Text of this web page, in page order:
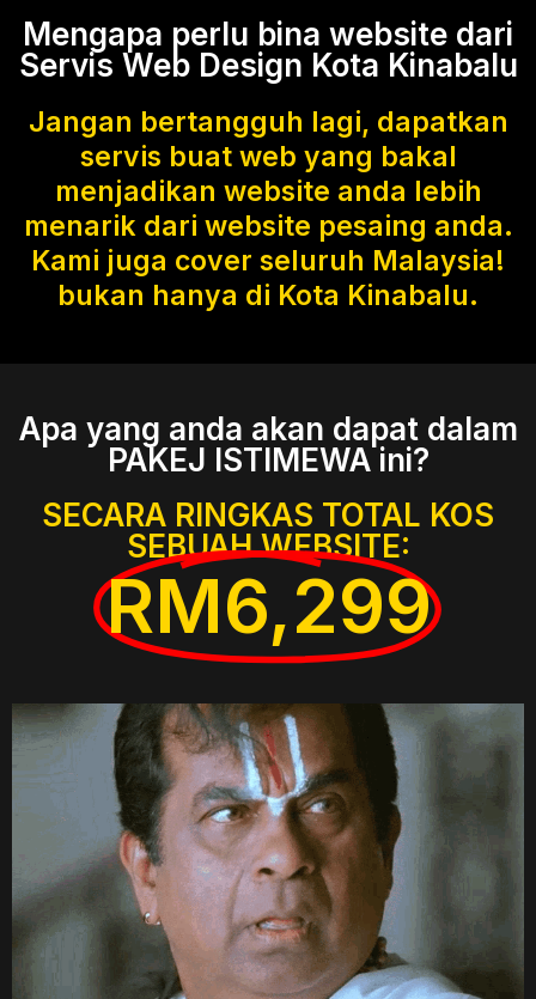
Mengapa perlu bina website dari
Servis Web Design Kota Kinabalu
Jangan bertangguh lagi, dapatkan
servis buat web yang bakal
menjadikan website anda lebih
menarik dari website pesaing anda.
Kami juga cover seluruh Malaysia!
bukan hanya di Kota Kinabalu.
Apa yang anda akan dapat dalam
PAKEJ ISTIMEWA ini?
SECARA RINGKAS TOTAL KOS
SEBUAH WEBSITE:
RM6,299